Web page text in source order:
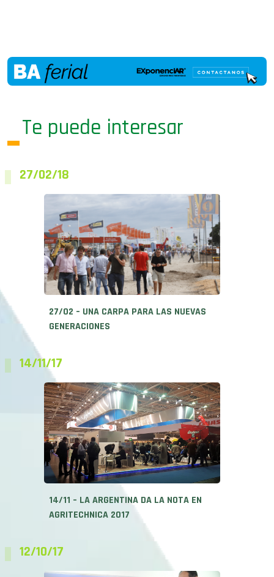
Te puede interesar
27/02/18
27/02 – UNA CARPA PARA LAS NUEVAS
GENERACIONES
14/11/17
14/11 – LA ARGENTINA DA LA NOTA EN
AGRITECHNICA 2017
12/10/17